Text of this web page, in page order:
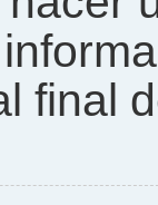
final